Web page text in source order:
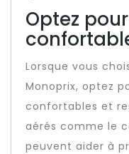
Optez
Lorsque vous
Monoprix, optez
confortables et
aérés comme le
peuvent aider à